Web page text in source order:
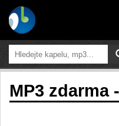
MP3 zdarma